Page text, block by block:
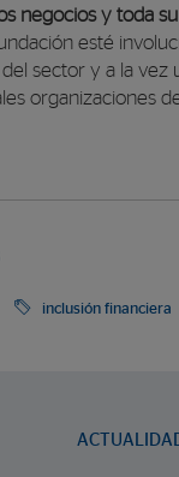
negocios y toda
esté
sector y a la
organizaciones
inclusión financiera